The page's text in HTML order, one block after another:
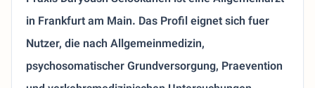
in Frankfurt am Main. Das Profil eignet sich fuer
Nutzer, die nach Allgemeinmedizin,
psychosomatischer Grundversorgung, Praevention